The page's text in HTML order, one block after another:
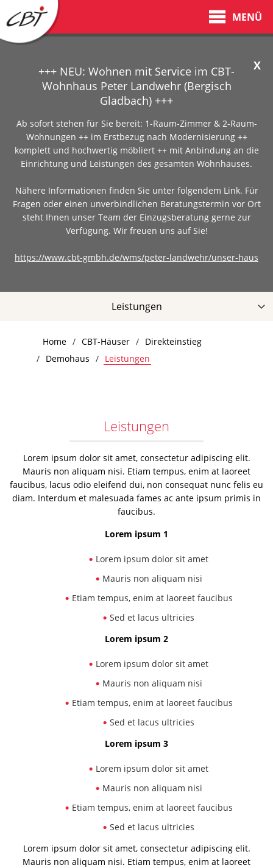
X
+++ NEU: Wohnen mit Service im CBT-
Wohnhaus Peter Landwehr (Bergisch
Gladbach) +++
Ab sofort stehen für Sie bereit: 1-Raum-Zimmer & 2-Raum-
Wohnungen ++ im Erstbezug nach Modernisierung ++
komplett und hochwertig möbliert ++ mit Anbindung an die
Einrichtung und Leistungen des gesamten Wohnhauses.
Nähere Informationen finden Sie unter folgendem Link. Für
Fragen oder einen unverbindlichen Beratungstermin vor Ort
steht Ihnen unser Team der Einzugsberatung gerne zur
Verfügung. Wir freuen uns auf Sie!
https://www.cbt-gmbh.de/wms/peter-landwehr/unser-haus
MENÜ
Leistungen
Qualität
Aktuelles
Downloads
Home CBT-Häuser
Direkteinstieg
Demohaus
Leistungen
Leistungen
Lorem ipsum dolor sit amet, consectetur adipiscing elit.
Mauris non aliquam nisi. Etiam tempus, enim at laoreet
faucibus, lacus odio eleifend dui, non consequat nunc felis eu
diam. Interdum et malesuada fames ac ante ipsum primis in
faucibus.
Lorem ipsum 1
Lorem ipsum dolor sit amet
Mauris non aliquam nisi
Etiam tempus, enim at laoreet faucibus
Sed et lacus ultricies
Lorem ipsum 2
Lorem ipsum dolor sit amet
Mauris non aliquam nisi
Etiam tempus, enim at laoreet faucibus
Sed et lacus ultricies
Lorem ipsum 3
Lorem ipsum dolor sit amet
Mauris non aliquam nisi
Etiam tempus, enim at laoreet faucibus
Sed et lacus ultricies
Lorem ipsum dolor sit amet, consectetur adipiscing elit.
Mauris non aliquam nisi. Etiam tempus, enim at laoreet